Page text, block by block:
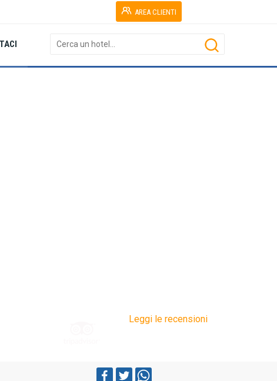
AREA CLIENTI
Leggi le recensioni